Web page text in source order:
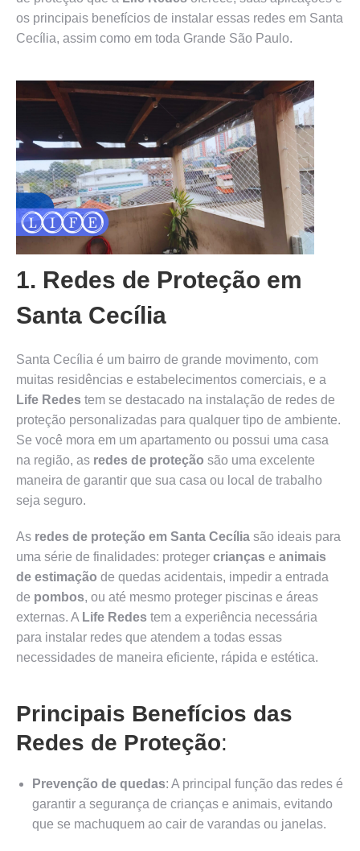
os principais benefícios de instalar essas redes em Santa
Cecília, assim como em toda Grande São Paulo.
1. Redes de Proteção em
Santa Cecília
Santa Cecília é um bairro de grande movimento, com
muitas residências e estabelecimentos comerciais, e a
Life Redes tem se destacado na instalação de redes de
proteção personalizadas para qualquer tipo de ambiente.
Se você mora em um apartamento ou possui uma casa
na região, as redes de proteção são uma excelente
maneira de garantir que sua casa ou local de trabalho
seja seguro.
As redes de proteção em Santa Cecília são ideais para
uma série de finalidades: proteger crianças e animais
de estimação de quedas acidentais, impedir a entrada
de pombos, ou até mesmo proteger piscinas e áreas
externas. A Life Redes tem a experiência necessária
para instalar redes que atendem a todas essas
necessidades de maneira eficiente, rápida e estética.
Principais Benefícios das
Redes de Proteção:
Prevenção de quedas: A principal função das redes é
garantir a segurança de crianças e animais, evitando
que se machuquem ao cair de varandas ou janelas.